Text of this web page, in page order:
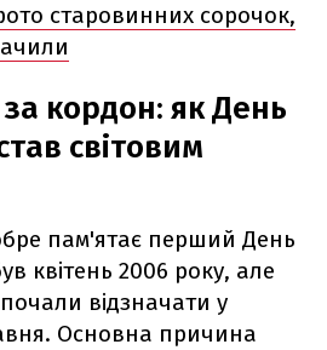
старовинних сорочок,
за кордон: як День
світовим
пам'ятає перший День
квітень 2006 року, але
відзначати у
Основна причина